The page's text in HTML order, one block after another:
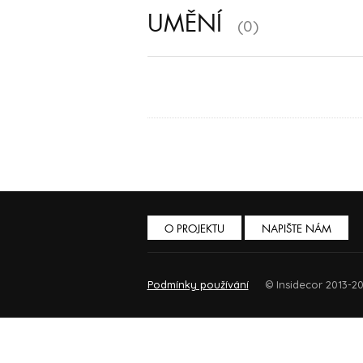
UMĚNÍ (0)
O PROJEKTU NAPIŠTE NÁM
Podmínky používání © Insidecor 2013-